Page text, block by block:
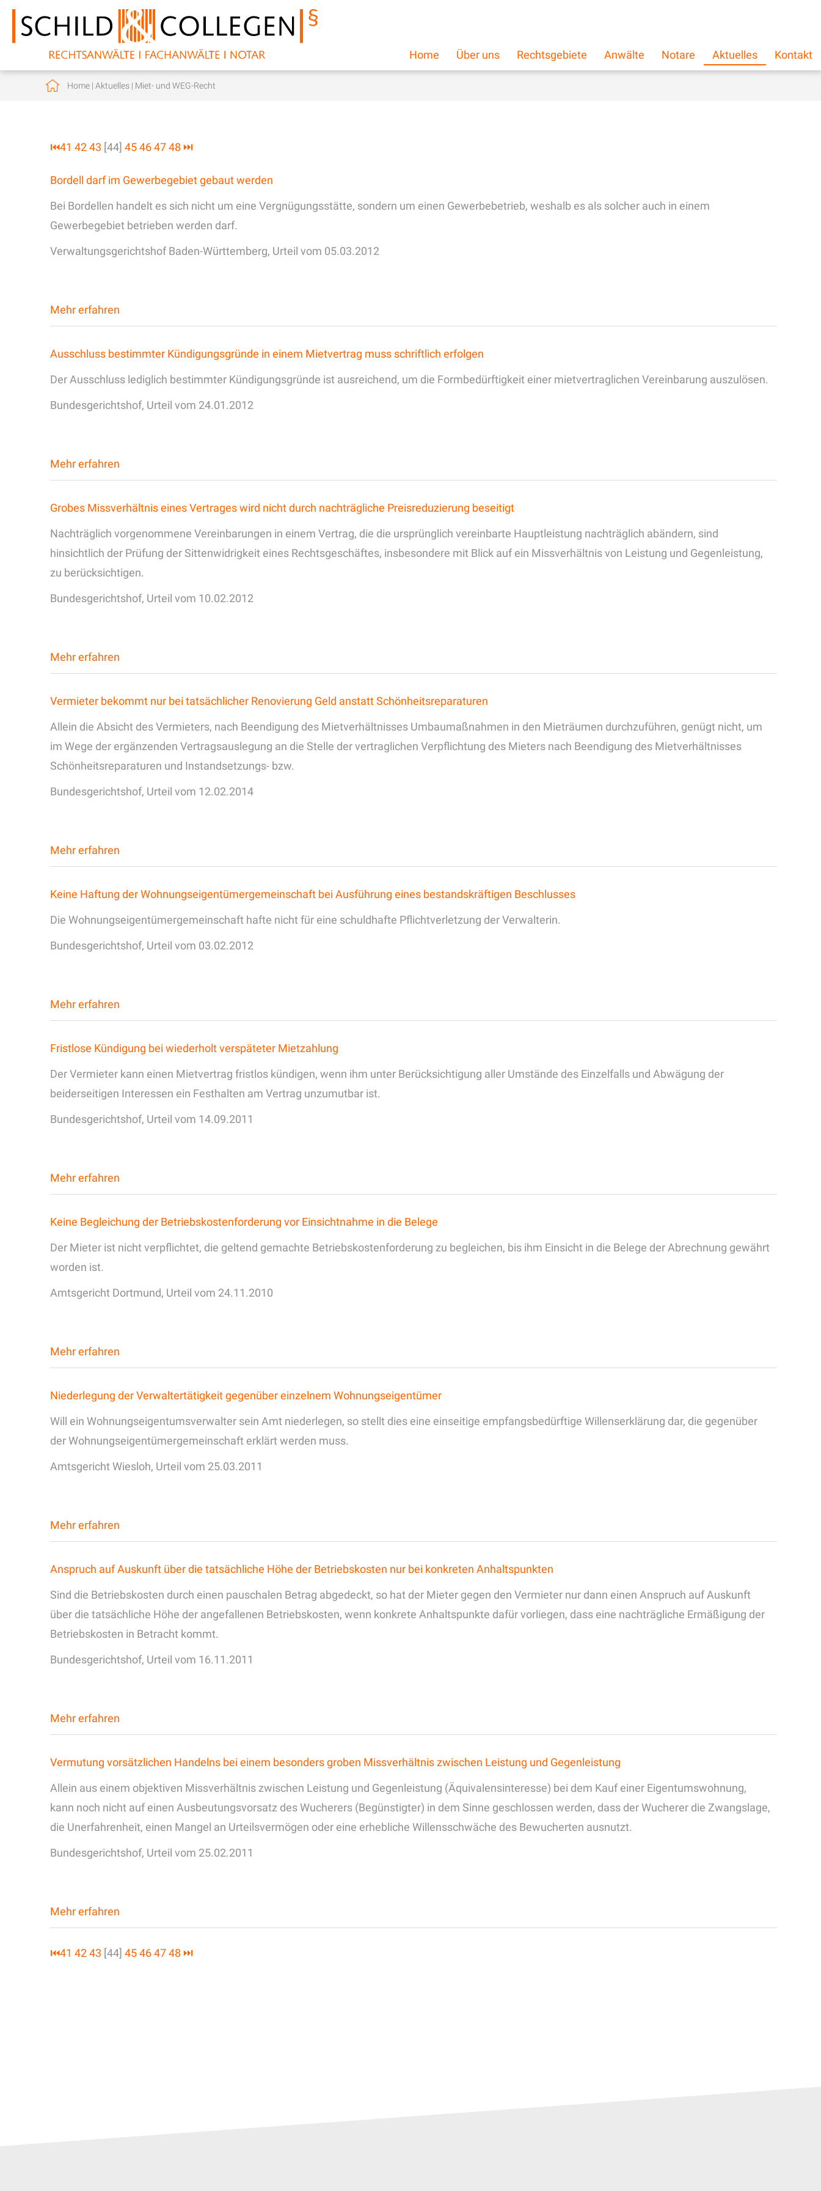
Home Über uns Rechtsgebiete Anwälte Notare Aktuelles Kontakt
Home| Aktuelles| Miet- und WEG-Recht
⏮41 4243 [44] 45464748 ⏭
Bordell darf im Gewerbegebiet gebaut werden
Bei Bordellen handelt es sich nicht um eine Vergnügungsstätte, sondern um einen Gewerbebetrieb, weshalb es als solcher auch in einem
Gewerbegebiet betrieben werden darf.
Verwaltungsgerichtshof Baden-Württemberg, Urteil vom 05.03.2012
Mehr erfahren
Ausschluss bestimmter Kündigungsgründe in einem Mietvertrag muss schriftlich erfolgen
Der Ausschluss lediglich bestimmter Kündigungsgründe ist ausreichend, um die Formbedürftigkeit einer mietvertraglichen Vereinbarung auszulösen.
Bundesgerichtshof, Urteil vom 24.01.2012
Mehr erfahren
Grobes Missverhältnis eines Vertrages wird nicht durch nachträgliche Preisreduzierung beseitigt
Nachträglich vorgenommene Vereinbarungen in einem Vertrag, die die ursprünglich vereinbarte Hauptleistung nachträglich abändern, sind
hinsichtlich der Prüfung der Sittenwidrigkeit eines Rechtsgeschäftes, insbesondere mit Blick auf ein Missverhältnis von Leistung und Gegenleistung,
zu berücksichtigen.
Bundesgerichtshof, Urteil vom 10.02.2012
Mehr erfahren
Vermieter bekommt nur bei tatsächlicher Renovierung Geld anstatt Schönheitsreparaturen
Allein die Absicht des Vermieters, nach Beendigung des Mietverhältnisses Umbaumaßnahmen in den Mieträumen durchzuführen, genügt nicht, um
im Wege der ergänzenden Vertragsauslegung an die Stelle der vertraglichen Verpflichtung des Mieters nach Beendigung des Mietverhältnisses
Schönheitsreparaturen und Instandsetzungs- bzw.
Bundesgerichtshof, Urteil vom 12.02.2014
Mehr erfahren
Keine Haftung der Wohnungseigentümergemeinschaft bei Ausführung eines bestandskräftigen Beschlusses
Die Wohnungseigentümergemeinschaft hafte nicht für eine schuldhafte Pflichtverletzung der Verwalterin.
Bundesgerichtshof, Urteil vom 03.02.2012
Mehr erfahren
Fristlose Kündigung bei wiederholt verspäteter Mietzahlung
Der Vermieter kann einen Mietvertrag fristlos kündigen, wenn ihm unter Berücksichtigung aller Umstände des Einzelfalls und Abwägung der
beiderseitigen Interessen ein Festhalten am Vertrag unzumutbar ist.
Bundesgerichtshof, Urteil vom 14.09.2011
Mehr erfahren
Keine Begleichung der Betriebskostenforderung vor Einsichtnahme in die Belege
Der Mieter ist nicht verpflichtet, die geltend gemachte Betriebskostenforderung zu begleichen, bis ihm Einsicht in die Belege der Abrechnung gewährt
worden ist.
Amtsgericht Dortmund, Urteil vom 24.11.2010
Mehr erfahren
Niederlegung der Verwaltertätigkeit gegenüber einzelnem Wohnungseigentümer
Will ein Wohnungseigentumsverwalter sein Amt niederlegen, so stellt dies eine einseitige empfangsbedürftige Willenserklärung dar, die gegenüber
der Wohnungseigentümergemeinschaft erklärt werden muss.
Amtsgericht Wiesloh, Urteil vom 25.03.2011
Mehr erfahren
Anspruch auf Auskunft über die tatsächliche Höhe der Betriebskosten nur bei konkreten Anhaltspunkten
Sind die Betriebskosten durch einen pauschalen Betrag abgedeckt, so hat der Mieter gegen den Vermieter nur dann einen Anspruch auf Auskunft
über die tatsächliche Höhe der angefallenen Betriebskosten, wenn konkrete Anhaltspunkte dafür vorliegen, dass eine nachträgliche Ermäßigung der
Betriebskosten in Betracht kommt.
Bundesgerichtshof, Urteil vom 16.11.2011
Mehr erfahren
Vermutung vorsätzlichen Handelns bei einem besonders groben Missverhältnis zwischen Leistung und Gegenleistung
Allein aus einem objektiven Missverhältnis zwischen Leistung und Gegenleistung (Äquivalensinteresse) bei dem Kauf einer Eigentumswohnung,
kann noch nicht auf einen Ausbeutungsvorsatz des Wucherers (Begünstigter) in dem Sinne geschlossen werden, dass der Wucherer die Zwangslage,
die Unerfahrenheit, einen Mangel an Urteilsvermögen oder eine erhebliche Willensschwäche des Bewucherten ausnutzt.
Bundesgerichtshof, Urteil vom 25.02.2011
Mehr erfahren
⏮41 4243 [44] 45464748 ⏭